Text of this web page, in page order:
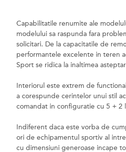
Capabilitatile renumite ale
modelului sa raspunda fara
solicitari. De la capacitatile de
performantele excelente in teren
Sport se ridica la inaltimea
Interiorul este extrem de
a corespunde cerintelor unui stil
comandat in configuratie cu 5 + 2
Indiferent daca este vorba de
ori de echipamentul sportiv al
cu dimensiuni generoase incape